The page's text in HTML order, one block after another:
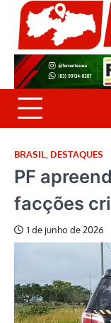
Skip
content
BRASIL DESTAQUES
PF
facções
1 de junho de 2026